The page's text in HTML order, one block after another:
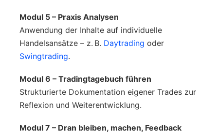
Modul 5 – Praxis Analysen
Anwendung der Inhalte auf individuelle
Handelsansätze – z. B. Daytrading oder
Swingtrading.
Modul 6 – Tradingtagebuch führen
Strukturierte Dokumentation eigener Trades zur
Reflexion und Weiterentwicklung.
Modul 7 – Dran bleiben, machen, Feedback